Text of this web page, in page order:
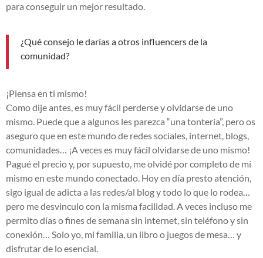
para conseguir un mejor resultado.
¿Qué consejo le darías a otros influencers de la
comunidad?
¡Piensa en ti mismo!
Como dije antes, es muy fácil perderse y olvidarse de uno
mismo. Puede que a algunos les parezca “una tontería”, pero os
aseguro que en este mundo de redes sociales, internet, blogs,
comunidades… ¡A veces es muy fácil olvidarse de uno mismo!
Pagué el precio y, por supuesto, me olvidé por completo de mí
mismo en este mundo conectado. Hoy en día presto atención,
sigo igual de adicta a las redes/al blog y todo lo que lo rodea…
pero me desvinculo con la misma facilidad. A veces incluso me
permito días o fines de semana sin internet, sin teléfono y sin
conexión… Solo yo, mi familia, un libro o juegos de mesa… y
disfrutar de lo esencial.